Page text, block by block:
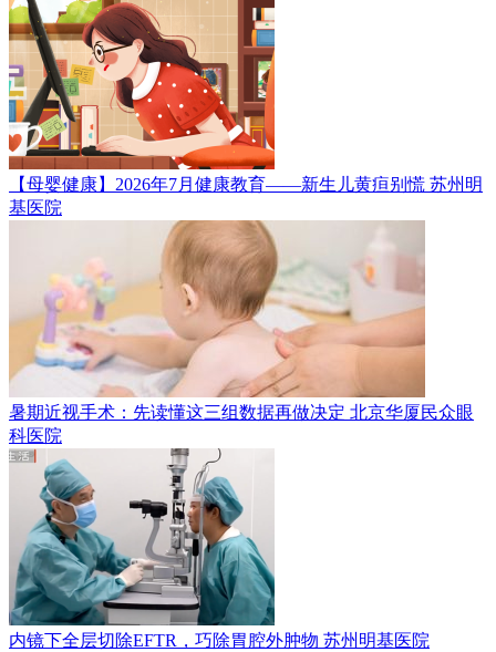
【母婴健康】2026年7月健康教育——新生儿黄疸别慌 苏州明
基医院
暑期近视手术：先读懂这三组数据再做决定 北京华厦民众眼
科医院
内镜下全层切除EFTR，巧除胃腔外肿物 苏州明基医院